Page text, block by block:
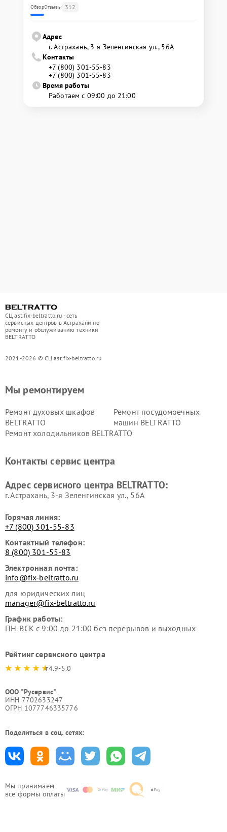
ОбзорОтзывы 312
Адрес
г. Астрахань, 3-я Зеленгинская ул., 56А
Контакты
+7 (800) 301-55-83
+7 (800) 301-55-83
Время работы
Работаем с 09:00 до 21:00
СЦ ast.fix-beltratto.ru - сеть
сервисных центров в Астрахани по
ремонту и обслуживанию техники
BELTRATTO
2021-2026 © СЦ ast.fix-beltratto.ru
Мы принимаем
все формы оплаты
Мы ремонтируем
Ремонт духовых шкафов
BELTRATTO
Ремонт посудомоечных
машин BELTRATTO
Ремонт холодильников BELTRATTO
Контакты сервис центра
Адрес сервисного центра BELTRATTO:
г. Астрахань, 3-я Зеленгинская ул., 56А
Горячая линия:
+7 (800) 301-55-83
Контактный телефон:
8 (800) 301-55-83
Электронная почта:
info@fix-beltratto.ru
для юридических лиц
manager@fix-beltratto.ru
График работы:
ПН-ВСК с 9:00 до 21:00 без перерывов и выходных
Рейтинг сервисного центра
4.9-5.0
ООО "Русервис"
ИНН 7702633247
ОГРН 1077746335776
Поделиться в соц. сетях: